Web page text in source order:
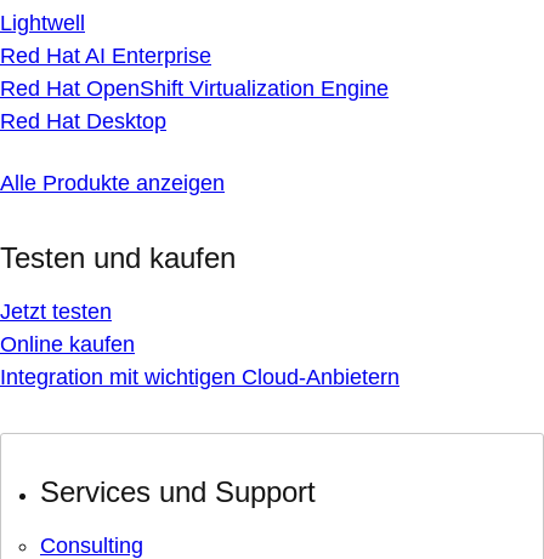
Lightwell
Red Hat AI Enterprise
Red Hat OpenShift Virtualization Engine
Red Hat Desktop
Alle Produkte anzeigen
Testen und kaufen
Jetzt testen
Online kaufen
Integration mit wichtigen Cloud-Anbietern
Services und Support
Consulting